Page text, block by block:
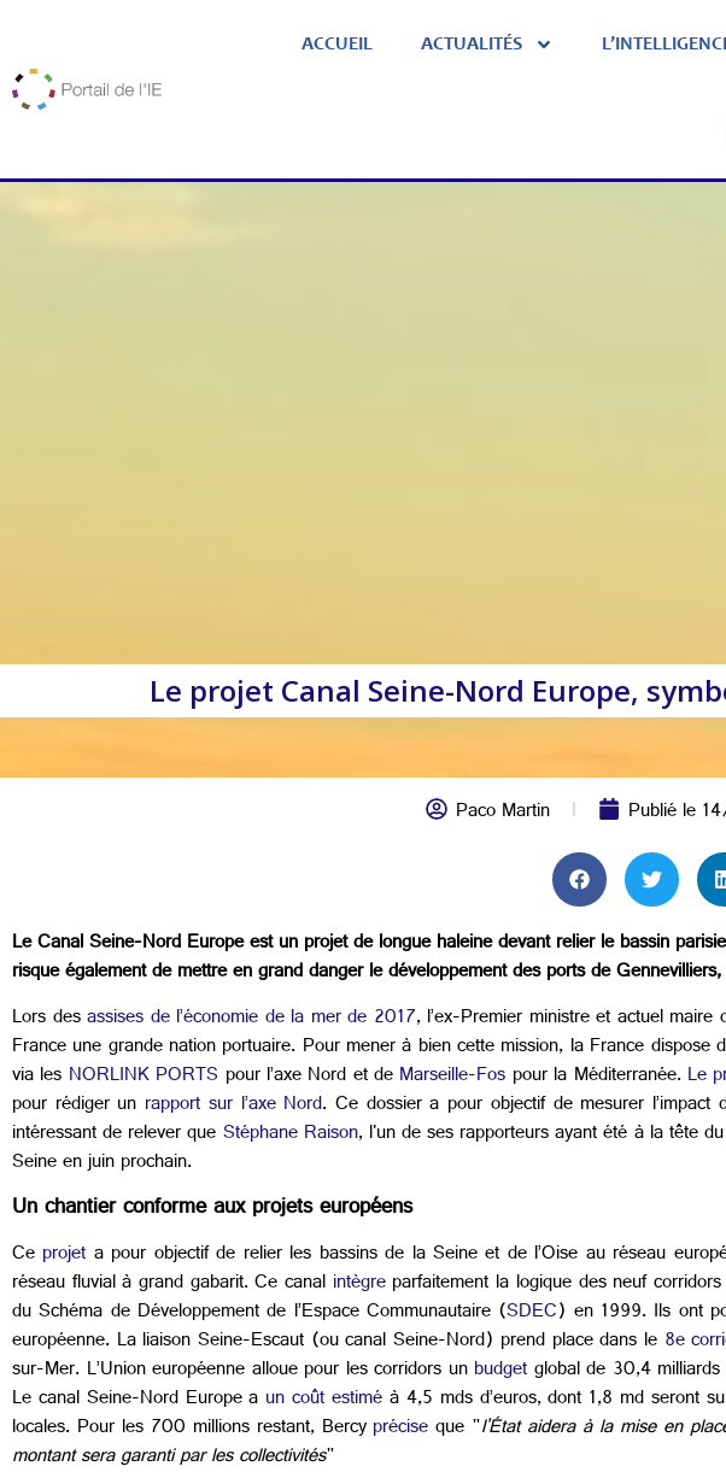
ACCUEIL ACTUALITÉS
Le projet Canal Seine-Nord Europe,
Paco Martin Publié le
Le Canal Seine-Nord Europe est un projet de longue haleine devant relier le bassin
risque également de mettre en grand danger le développement des ports de
Lors desassises de l’économie de la mer de 2017, l’ex-Premier ministre et actuel maire
France une grande nation portuaire. Pour mener à bien cette mission, la France dispose
via les NORLINK PORTS pour l’axe Nord et deMarseille-Fos pour la Méditerranée.Le
pour rédiger un rapport sur l’axe Nord. Ce dossier a pour objectif de mesurer l’impact
intéressant de relever queStéphane Raison, l'un de ses rapporteurs ayant été à la tête
Seine en juin prochain.
Un chantier conforme aux projets européens
Ce projet a pour objectif de relier les bassins de la Seine et de l’Oise au réseau
réseau fluvial à grand gabarit. Ce canal intègreparfaitement la logique des neuf
du Schéma de Développement de l’Espace Communautaire (SDEC) en 1999. Ils ont
européenne. La liaison Seine-Escaut (ou canal Seine-Nord) prend place dans le8e
sur-Mer. L’Union européenne alloue pour les corridors unbudgetglobal de 30,4
Le canal Seine-Nord Europe a un coût estiméà 4,5 mds d’euros, dont 1,8 md seront
locales. Pour les 700 millions restant, Bercypréciseque "l'État aidera à la mise en
montant sera garanti par les collectivités"